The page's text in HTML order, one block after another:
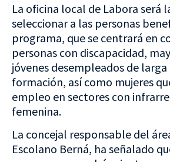
La oficina local de Labora será
seleccionar a las personas
programa, que se centrará en
personas con discapacidad,
jóvenes desempleados de larga
formación, así como mujeres
empleo en sectores con
femenina.
La concejal responsable del
Escolano Berná, ha señalado